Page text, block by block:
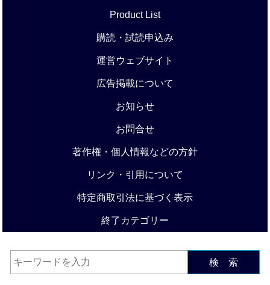
Product List
購読・試読申込み
運営ウェブサイト
広告掲載について
お知らせ
お問合せ
著作権・個人情報などの方針
リンク・引用について
特定商取引法に基づく表示
終了カテゴリー
検 索